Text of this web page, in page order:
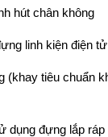
hút chân không
linh kiện điện tử
(khay tiêu chuẩn
dụng đựng lắp ráp